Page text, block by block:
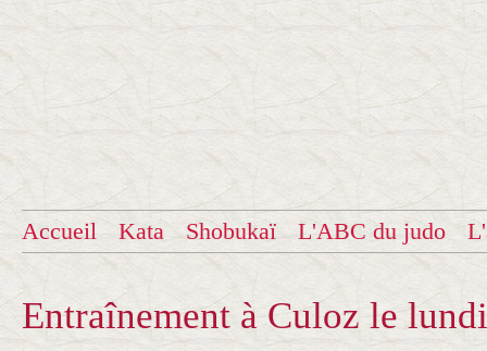
Accueil Kata Shobukaï L'ABC du judo
Entraînement à Culoz le